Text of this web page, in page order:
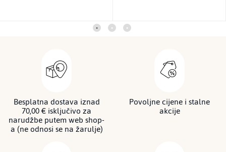
Besplatna dostava iznad
70,00 € isključivo za
narudžbe putem web shop-
a (ne odnosi se na žarulje)
Povoljne cijene i stalne
akcije